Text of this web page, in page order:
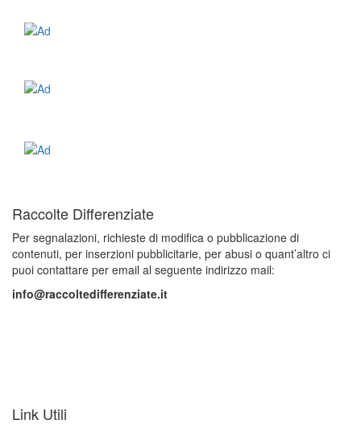
Raccolte Differenziate
Per segnalazioni, richieste di modifica o pubblicazione di
contenuti, per inserzioni pubblicitarie, per abusi o quant’altro ci
puoi contattare per email al seguente indirizzo mail:
info@raccoltedifferenziate.it
Link Utili